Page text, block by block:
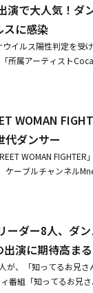
ルを終えたスウパリ
バラエティ番組「悪役
ンが過ごした一軒家
闘していく。「
完全体の最初で最後の
パリーダーズの素顔
後すぐにVODも配信
出演で大人気！
スに感染
イルス陽性判定を受
所属アーティスト
ました」とし「2人
います」と伝えた。
は最近、MLD
メント全文】MLDエ
型コロナウイルス陽
陽性判定を受けまし
後に治療中です。今
。
WOMAN
代ダンサー
WOMAN
ーブルチャンネル
）、Gabee（La
ダニエルが出席した。
選抜するリアリティ
MZ世代（ミレニアル
・ヨンチャンチーフ
踊るオーディション
ーダー8人、ダ
演に期待高まる
が、「知ってるお兄
番組「知ってるお兄